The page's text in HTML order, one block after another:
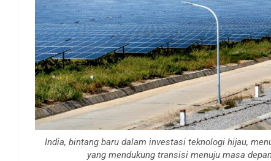
India, bintang baru dalam investasi teknologi hijau,
yang mendukung transisi menuju masa